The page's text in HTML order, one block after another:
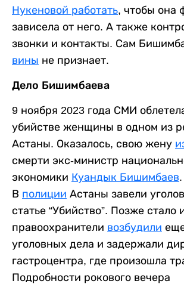
Нукеновой работать, чтобы она
зависела от него. А также
звонки и контакты. Сам
вины не признает.
Дело Бишимбаева
9 ноября 2023 года СМИ
убийстве женщины в одном из
Астаны. Оказалось, свою жену
смерти экс-министр
экономики Куандык Бишимбаев.
В полиции Астаны завели
статье “Убийство”. Позже стало
правоохранители возбудили
уголовных дела и задержали
гастроцентра, где произошла
Подробности рокового вечера